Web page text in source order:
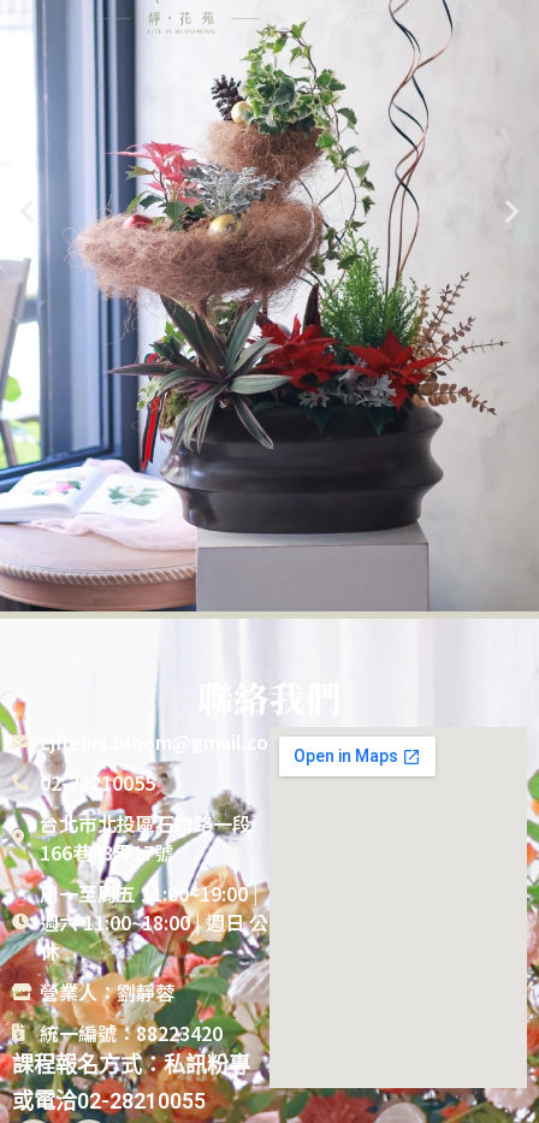
聯絡我們
cjfleurs.bloom@gmail.com
02-28210055
台北市北投區石牌路一段
166巷43弄17號
周一至周五 11:00~19:00 |
週六 11:00~18:00 | 週日 公
休
營業人：劉靜蓉
統一編號：88223420
課程報名方式：私訊粉專
或電洽02-28210055